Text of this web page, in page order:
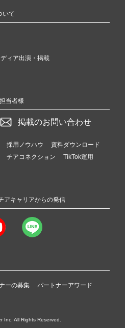
いて
ディア出演・掲載
当者様
掲載のお問い合わせ
採用ノウハウ
資料ダウンロード
チアコネクション
TikTok運用
アキャリアからの発信
ーの募集 パートナーアワード
Inc. All Rights Reserved.